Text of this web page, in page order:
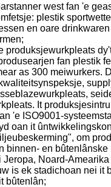
west fan 'e
plestik
en oare
produksjewurkpleats
fan plestik
as 300 meiwurkers.
It
'e ISO9001-
oan it
om
binnen- en
Noard-
is ek stadichoan nei it
bûtenlân;